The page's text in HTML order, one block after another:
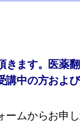
きます。医薬
中の方およ
ムからお申し